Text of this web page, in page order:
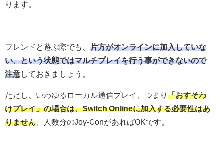
ります。
フレンドと遊ぶ際でも、 片方がオンラインに加入していな
い、という状態ではマルチプレイを行う事ができないので
注意しておきましょう。
ただし、いわゆるローカル通信プレイ、つまり 「おすそわ
けプレイ」の場合は、Switch Onlineに加入する必要性はあ
りません 、人数分のJoy-ConがあればOKです。